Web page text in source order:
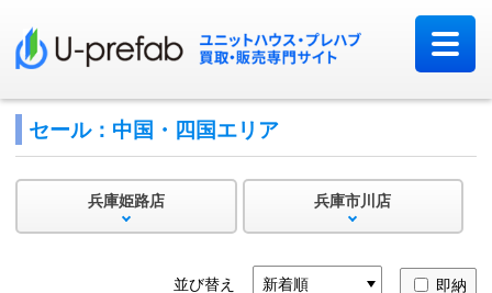
セール：中国・四国エリア
兵庫姫路店 兵庫市川店
並び替え 即納